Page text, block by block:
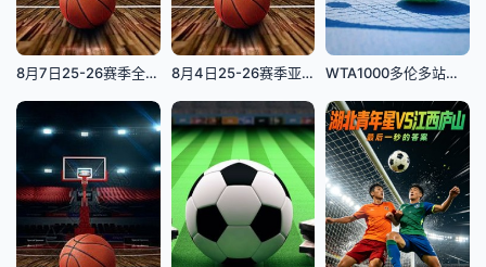
8月7日25-26赛季全国青年篮球联赛 上海久事91VS74龙狮青年 8月4日25-26赛季亚洲大学生篮球联赛 蒙古国立大学VS政治大学 WTA1000多伦多站女单第三轮：斯维托丽娜VS波塔波娃